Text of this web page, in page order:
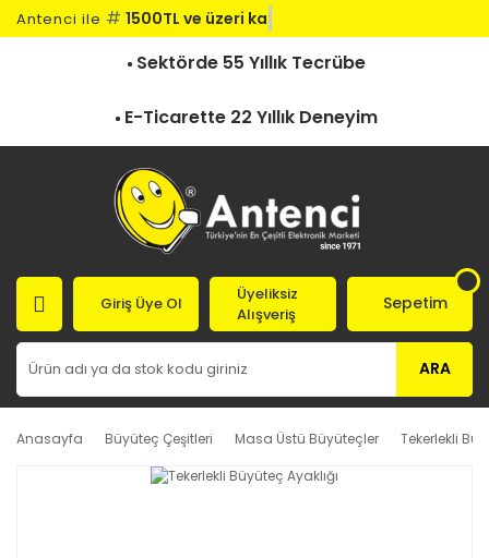
Antenci ile # 1500TL ve üzeri kargo
Sektörde 55 Yıllık Tecrübe
E-Ticarette 22 Yıllık Deneyim
ARA
Giriş Üye Ol
Üyeliksiz
Alışveriş
Sepetim
Anasayfa Büyüteç Çeşitleri Masa Üstü Büyüteçler Tekerlekli